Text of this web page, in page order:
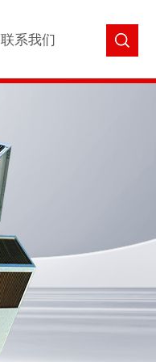
联系我们